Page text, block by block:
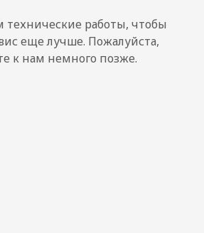
работы, чтобы
еще лучше. Пожалуйста,
к нам немного позже.